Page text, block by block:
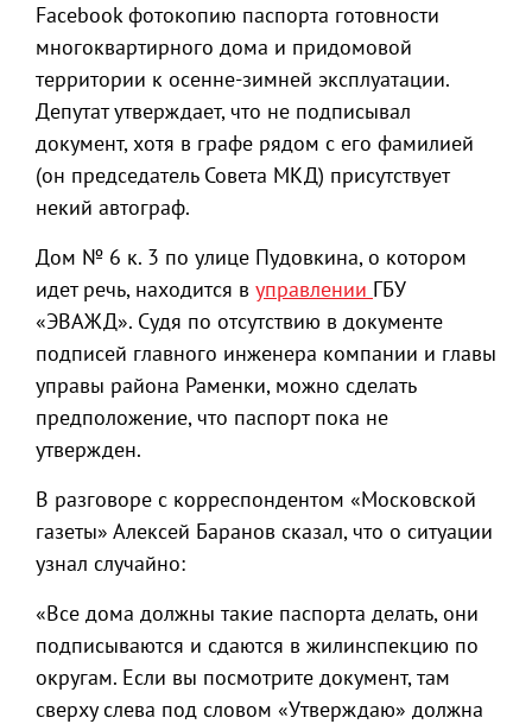
Facebook фотокопию паспорта готовности
многоквартирного дома и придомовой
территории к осенне-зимней эксплуатации.
Депутат утверждает, что не подписывал
документ, хотя в графе рядом с его фамилией
(он председатель Совета МКД) присутствует
некий автограф.
Дом № 6 к. 3 по улице Пудовкина, о котором
идет речь, находится в управлении ГБУ
«ЭВАЖД». Судя по отсутствию в документе
подписей главного инженера компании и главы
управы района Раменки, можно сделать
предположение, что паспорт пока не
утвержден.
В разговоре с корреспондентом «Московской
газеты» Алексей Баранов сказал, что о ситуации
узнал случайно:
«Все дома должны такие паспорта делать, они
подписываются и сдаются в жилинспекцию по
округам. Если вы посмотрите документ, там
сверху слева под словом «Утверждаю» должна